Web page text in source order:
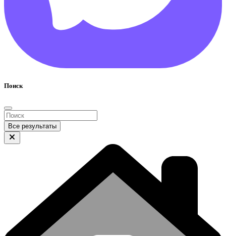
Поиск
Все результаты